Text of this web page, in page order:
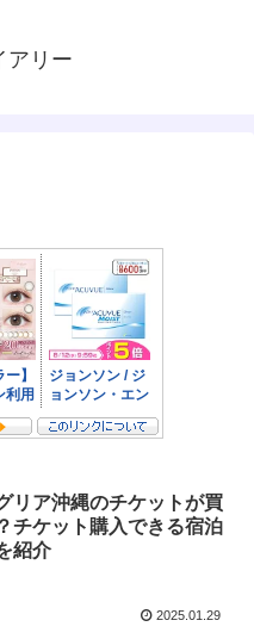
アリー
リア沖縄のチケットが買
チケット購入できる宿泊
紹介
2025.01.29